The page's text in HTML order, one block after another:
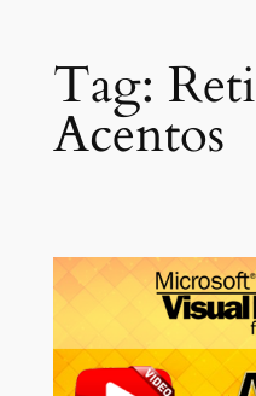
Tag:
Acentos